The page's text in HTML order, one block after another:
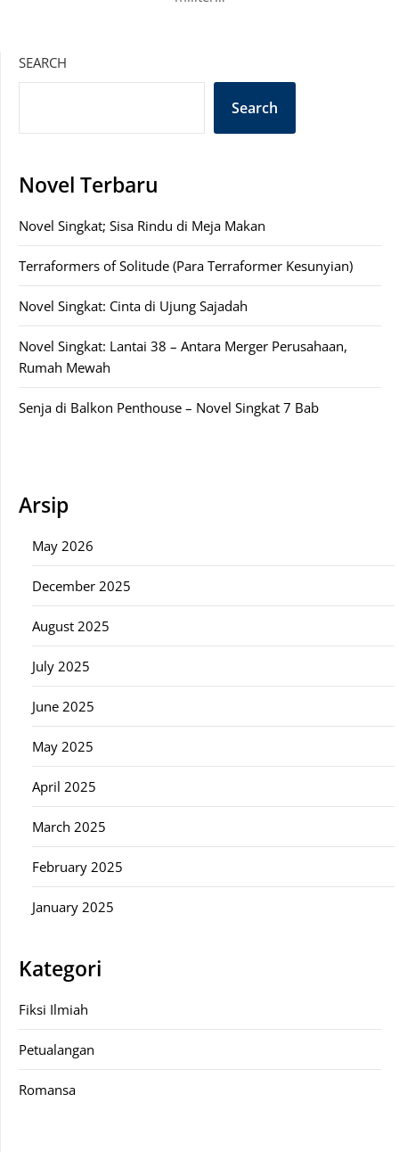
SEARCH
Search
Novel Terbaru
Novel Singkat; Sisa Rindu di Meja Makan
Terraformers of Solitude (Para Terraformer Kesunyian)
Novel Singkat: Cinta di Ujung Sajadah
Novel Singkat: Lantai 38 – Antara Merger Perusahaan,
Rumah Mewah
Senja di Balkon Penthouse – Novel Singkat 7 Bab
Arsip
May 2026
December 2025
August 2025
July 2025
June 2025
May 2025
April 2025
March 2025
February 2025
January 2025
Kategori
Fiksi Ilmiah
Petualangan
Romansa